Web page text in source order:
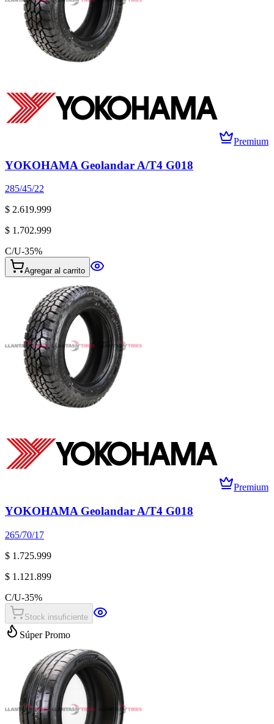
Premium
YOKOHAMA Geolandar A/T4 G018
285/45/22
$ 2.619.999
$ 1.702.999
C/U-35%
Agregar al carrito
Premium
YOKOHAMA Geolandar A/T4 G018
265/70/17
$ 1.725.999
$ 1.121.899
C/U-35%
Stock insuficiente
Súper Promo